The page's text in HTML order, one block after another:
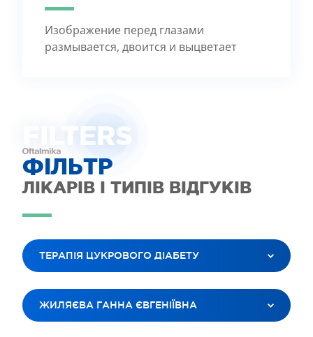
Изображение перед глазами
размывается, двоится и выцветает
FILTERS
ФІЛЬТР
ЛІКАРІВ І ТИПІВ ВІДГУКІВ
ТЕРАПІЯ ЦУКРОВОГО ДІАБЕТУ
ВСІ ПОСЛУГИ
ЛАЗЕРНА КОРЕКЦІЯ ЗОРУ
ЖИЛЯЄВА ГАННА ЄВГЕНІЇВНА